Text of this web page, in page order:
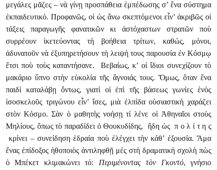
μεγάλες μᾶζες – νὰ γίνῃ προσπάθεια ἐμπέδωσης σ’ ἕνα σύστημα
ἐκπαιδευτικό. Προφανῶς, οἱ ὡς ἄνω σκεπτόμενοι εἶν’ ἀκριβῶς οἱ
τάξεις παραγωγῆς φανατικῶν κι ἀστόχαστων στρατῶν ποὺ
συρρέουν ἱκετεύοντας τὴ βοήθεια τρίτων, καθώς, μόνοι,
ἀδυνατοῦν νὰ ἐξυπηρετήσουν τὴ λειψή τους παρουσία ἐν Κόσμῳ
ἔτσι ποὺ τοὺς καταντήσανε. Βεβαίως, κ’ οἱ ἴδιοι συνεχίζουν τὸ
μακάριο ὕπνο στὴν εὐκολία τῆς ἄγνοιάς τους. Ὅμως, ὅταν ἕνα
παιδὶ καταλάβῃ ὄντως, γιατὶ οἱ ἐπὶ τῆς βάσεως γωνίες ἑνὸς
ἰσοσκελοῦς τριγώνου εἶν’ ἴσες, μιὰ ἐλπίδα οὐσιαστικὴ χαράζει
στὸν Κόσμο. Σὰν ὁ μαθητὴς νοήσῃ τί λένε οἱ Ἀθηναῖοι στοὺς
Μηλίους, ὅπως τὸ παραδίδει ὁ Θουκυδίδης, ἤδη ὡς π ο λ ί τ η ς
κρίνει – συνείδηση ἑδραία ποὺ ἐλέγχει τὴν κάθ’ ἐξουσία. Ἅμα
ἕνας ἐπίδοξος ἠθοποιὸς ἀντιληφθῇ μές στὴ δραματικὴ σχολὴ πὼς
ὁ Μπέκετ κλιμακώνει τό: Περιμένοντας τὸν Γκοντό, γνήσιο